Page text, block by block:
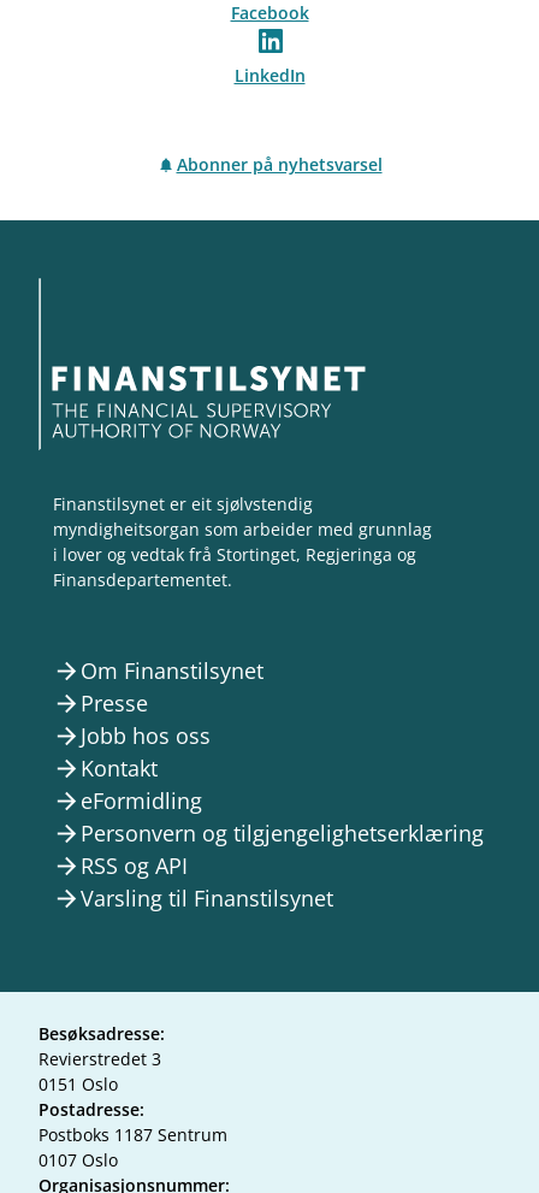
Facebook
LinkedIn
Abonner på nyhetsvarsel
Finanstilsynet er eit sjølvstendig
myndigheitsorgan som arbeider med grunnlag
i lover og vedtak frå Stortinget, Regjeringa og
Finansdepartementet.
arrow_forward Om Finanstilsynet
arrow_forward Presse
arrow_forward Jobb hos oss
arrow_forward Kontakt
arrow_forward eFormidling
arrow_forward Personvern og tilgjengelighetserklæring
arrow_forward RSS og API
arrow_forwardVarsling til Finanstilsynet
Besøksadresse:
Revierstredet 3
0151 Oslo
Postadresse:
Postboks 1187 Sentrum
0107 Oslo
Organisasjonsnummer: